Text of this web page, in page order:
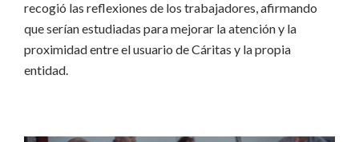
recogió las reflexiones de los trabajadores, afirmando
que serían estudiadas para mejorar la atención y la
proximidad entre el usuario de Cáritas y la propia
entidad.